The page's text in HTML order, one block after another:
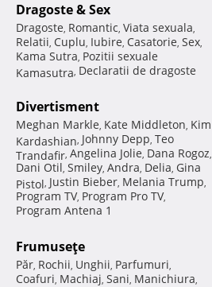
Dragoste & Sex
Dragoste, Romantic, Viata sexuala,
Relatii, Cuplu, Iubire, Casatorie, Sex,
Kama Sutra, Pozitii sexuale
Kamasutra, Declaratii de dragoste
Divertisment
Meghan Markle, Kate Middleton, Kim
Kardashian, Johnny Depp, Teo
Trandafir, Angelina Jolie, Dana Rogoz,
Dani Otil, Smiley, Andra, Delia, Gina
Pistol, Justin Bieber, Melania Trump,
Program TV, Program Pro TV,
Program Antena 1
Frumuseţe
Păr, Rochii, Unghii, Parfumuri,
Coafuri, Machiaj, Sani, Manichiura,